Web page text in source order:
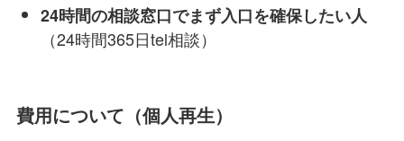
24時間の相談窓口でまず入口を確保したい人
（24時間365日tel相談）
費用について（個人再生）